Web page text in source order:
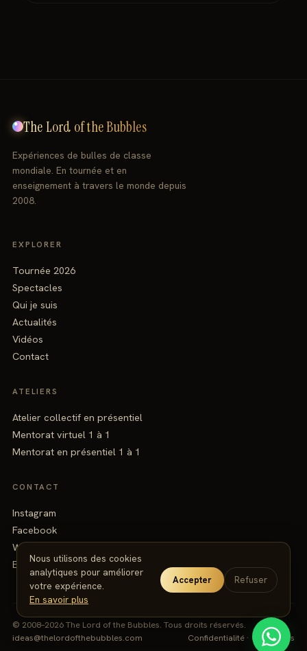
The Lord of the Bubbles
Expériences de bulles de classe
mondiale. En tournée et en
enseignement à travers le monde depuis
2008.
EXPLORER
Tournée 2026
Spectacles
Qui je suis
Actualités
Vidéos
Contact
ATELIERS
Atelier collectif en présentiel
Mentorat virtuel 1 à 1
Mentorat en présentiel 1 à 1
CONTACT
Instagram
Facebook
WhatsApp
Email
© 2008–2026 The Lord of the Bubbles. Tous droits réservés.
ideas@thelordofthebubbles.com
Confidentialité · Conditions
Nous utilisons des cookies
analytiques pour améliorer
votre expérience.
En savoir plus
Accepter Refuser